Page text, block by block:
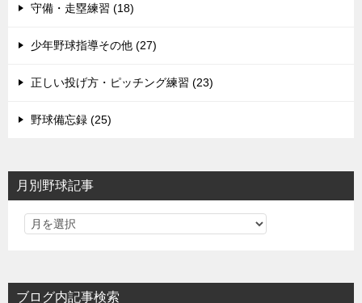
守備・走塁練習 (18)
少年野球指導その他 (27)
正しい投げ方・ピッチング練習 (23)
野球備忘録 (25)
月別野球記事
ブログ内記事検索